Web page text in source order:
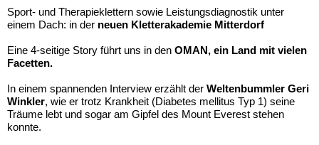
Sport- und Therapieklettern sowie Leistungsdiagnostik unter
einem Dach: in der neuen Kletterakademie Mitterdorf
Eine 4-seitige Story führt uns in den OMAN, ein Land mit vielen
Facetten.
In einem spannenden Interview erzählt der Weltenbummler Geri
Winkler, wie er trotz Krankheit (Diabetes mellitus Typ 1) seine
Träume lebt und sogar am Gipfel des Mount Everest stehen
konnte.